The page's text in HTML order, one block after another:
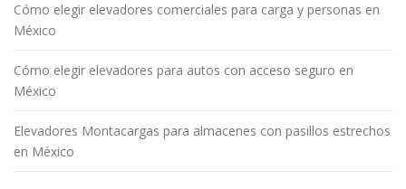
Cómo elegir elevadores comerciales para carga y personas en
México
Cómo elegir elevadores para autos con acceso seguro en
México
Elevadores Montacargas para almacenes con pasillos estrechos
en México